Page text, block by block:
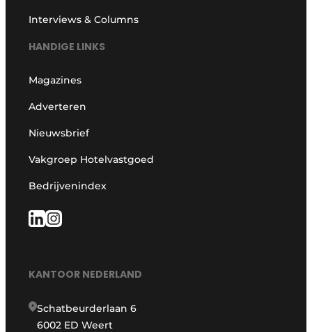
Interviews & Columns
HANDIGE LINKS
Magazines
Adverteren
Nieuwsbrief
Vakgroep Hotelvastgoed
Bedrijvenindex
KANTOOR NEDERLAND
Schatbeurderlaan 6
6002 ED Weert